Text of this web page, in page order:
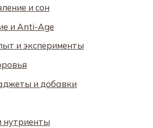
и сон
и Anti-Age
и эксперименты
и добавки
нутриенты